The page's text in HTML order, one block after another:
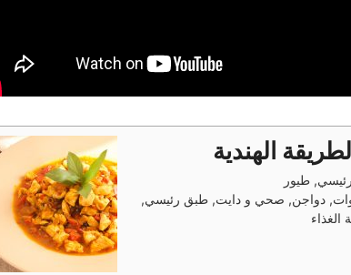
الهندية
طيور
دواجن, صحي و دايت, طبق رئيسي,